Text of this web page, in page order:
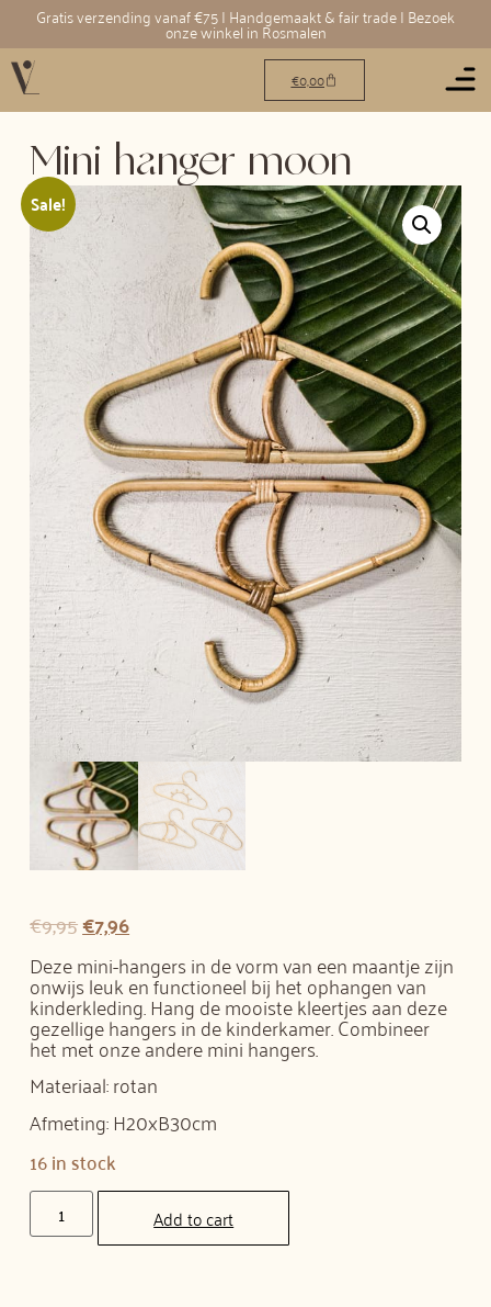
Gratis verzending vanaf €75 | Handgemaakt & fair trade | Bezoek
onze winkel in Rosmalen
€0,00
Mini hanger moon
Sale!
€9,95€7,96
Deze mini-hangers in de vorm van een maantje zijn
onwijs leuk en functioneel bij het ophangen van
kinderkleding. Hang de mooiste kleertjes aan deze
gezellige hangers in de kinderkamer. Combineer
het met onze andere mini hangers.
Materiaal: rotan
Afmeting: H20xB30cm
16 in stock
Add to cart